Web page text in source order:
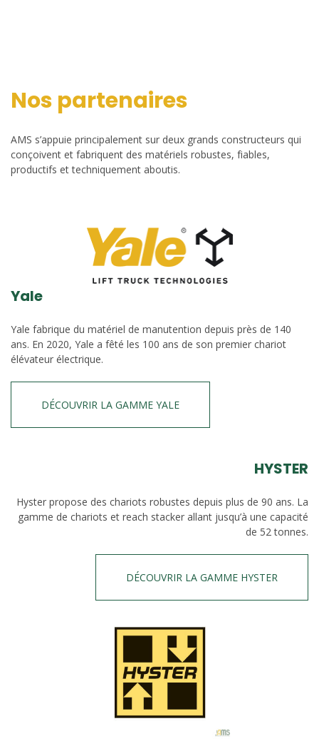
Nos partenaires
AMS s’appuie principalement sur deux grands constructeurs qui
conçoivent et fabriquent des matériels robustes, fiables,
productifs et techniquement aboutis.
Yale
Yale fabrique du matériel de manutention depuis près de 140
ans. En 2020, Yale a fêté les 100 ans de son premier chariot
élévateur électrique.
DÉCOUVRIR LA GAMME YALE
HYSTER
Hyster propose des chariots robustes depuis plus de 90 ans. La
gamme de chariots et reach stacker allant jusqu’à une capacité
de 52 tonnes.
DÉCOUVRIR LA GAMME HYSTER